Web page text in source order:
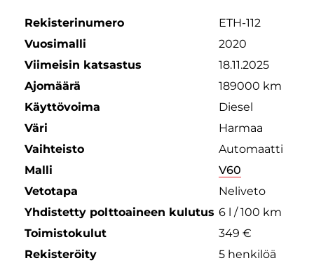
Rekisterinumero
ETH-112
Vuosimalli
2020
Viimeisin katsastus
18.11.2025
Ajomäärä
189000 km
Käyttövoima
Diesel
Väri
Harmaa
Vaihteisto
Automaatti
Malli
V60
Vetotapa
Neliveto
Yhdistetty polttoaineen kulutus 6 l / 100 km
Toimistokulut
349 €
Rekisteröity
5 henkilöä